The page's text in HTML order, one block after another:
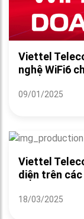
Viettel
nghệ WiFi6
09/01/2025
Viettel
diện trên
18/03/2025